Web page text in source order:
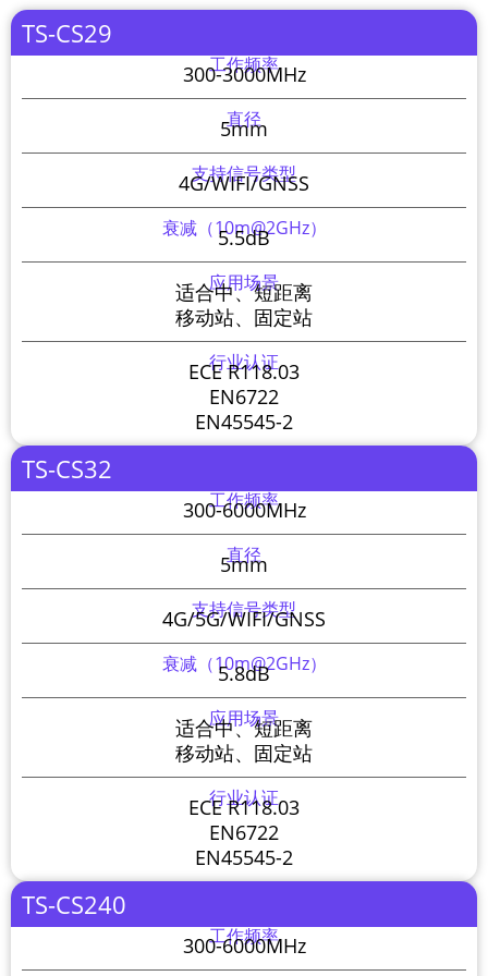
TS-CS29
工作频率
300-3000MHz
直径
5mm
支持信号类型
4G/WIFI/GNSS
衰减（10m@2GHz）
5.5dB
应用场景
适合中、短距离
移动站、固定站
行业认证
ECE R118.03
EN6722
EN45545-2
TS-CS32
工作频率
300-6000MHz
直径
5mm
支持信号类型
4G/5G/WIFI/GNSS
衰减（10m@2GHz）
5.8dB
应用场景
适合中、短距离
移动站、固定站
行业认证
ECE R118.03
EN6722
EN45545-2
TS-CS240
工作频率
300-6000MHz